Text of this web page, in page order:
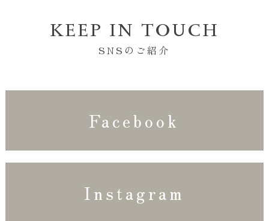
KEEP IN TOUCH
SNSのご紹介
Facebook
Instagram